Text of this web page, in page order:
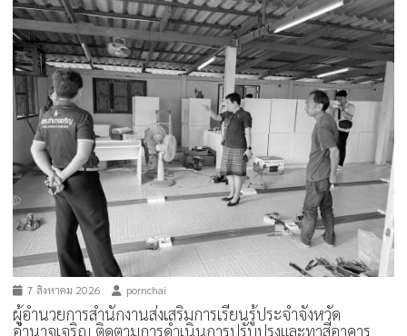
7 สิงหาคม 2026 pornchai
ผู้อำนวยการสำนักงานส่งเสริมการเรียนรู้ประจำจังหวัด
อำนาจเจริญ ติดตามการดำเนินการปรับปรุงและทาสีอาคาร